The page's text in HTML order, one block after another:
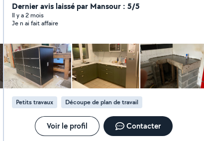
reconverti en tant que menuisier agenceur en option
fabriquant et installation agencement intérieur. Je suis
disponible et flexible pour discuter de vos projets et
votre budget.
Dernier avis laissé par Mansour : 5/5
Il y a 2 mois
Je n ai fait affaire
Petits travaux Découpe de plan de travail
Voir le profil Contacter